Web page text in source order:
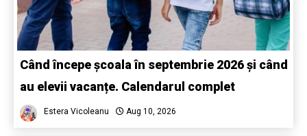
Când începe școala în septembrie 2026 și când
au elevii vacanțe. Calendarul complet
Estera Vicoleanu Aug 10, 2026